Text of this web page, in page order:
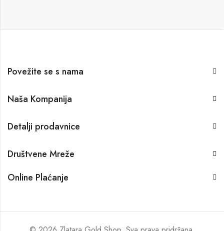
Povežite se s nama
Naša Kompanija
Detalji prodavnice
Društvene Mreže
Online Plaćanje